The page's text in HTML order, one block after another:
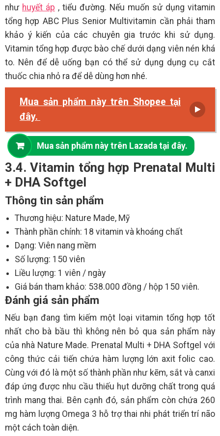
như huyết áp , tiểu đường. Nếu muốn sử dụng vitamin
tổng hợp ABC Plus Senior Multivitamin cần phải tham
khảo ý kiến của các chuyên gia trước khi sử dụng.
Vitamin tổng hợp được bào chế dưới dạng viên nén khá
to. Nên để dễ uống bạn có thể sử dụng dụng cụ cắt
thuốc chia nhỏ ra để dễ dùng hơn nhé.
Mua sản phẩm này trên Shopee tại
đây.
Mua sản phẩm này trên Lazada tại đây.
3.4. Vitamin tổng hợp Prenatal Multi
+ DHA Softgel
Thông tin sản phẩm
Thương hiệu: Nature Made, Mỹ
Thành phần chính: 18 vitamin và khoáng chất
Dạng: Viên nang mềm
Số lượng: 150 viên
Liều lượng: 1 viên / ngày
Giá bán tham khảo: 538.000 đồng / hộp 150 viên.
Đánh giá sản phẩm
Nếu bạn đang tìm kiếm một loại vitamin tổng hợp tốt
nhất cho bà bầu thì không nên bỏ qua sản phẩm này
của nhà Nature Made. Prenatal Multi + DHA Softgel với
công thức cải tiến chứa hàm lượng lớn axit folic cao.
Cùng với đó là một số thành phần như kẽm, sắt và canxi
đáp ứng được nhu cầu thiếu hụt dưỡng chất trong quá
trình mang thai. Bên cạnh đó, sản phẩm còn chứa 260
mg hàm lượng Omega 3 hỗ trợ thai nhi phát triển trí não
một cách toàn diện.